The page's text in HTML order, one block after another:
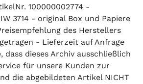
100000002774 -
3714 - original Box und Papiere
des Herstellers
- Lieferzeit auf Anfrage
dass dieses Archiv ausschließlich
für unsere Kunden zur
die abgebildeten Artikel NICHT